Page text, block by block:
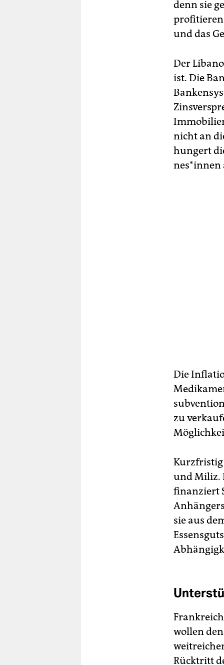
denn sie
profitieren
und das
Der
ist. Die
nicht an
hungert
ne­s*in­nen
Die
zu
Kurzfristig
und Miliz.
finanziert
sie aus
wollen
Rücktritt